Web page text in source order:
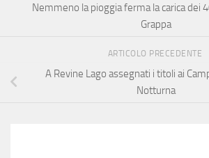
Nemmeno la pioggia ferma la carica dei
Grappa
ARTICOLO PRECEDENTE
A Revine Lago assegnati i titoli ai
Notturna